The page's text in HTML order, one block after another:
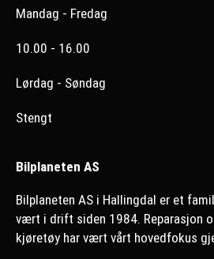
Mandag - Fredag
10.00 - 16.00
Lørdag - Søndag
Stengt
Bilplaneten AS
Bilplaneten AS i Hallingdal er et
vært i drift siden 1984. Reparasjon
kjøretøy har vært vårt hovedfokus